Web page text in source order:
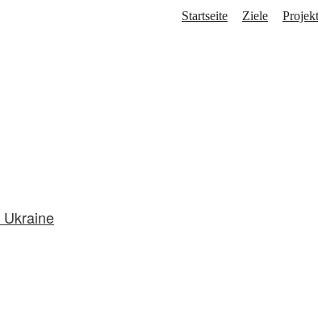
Startseite Ziele